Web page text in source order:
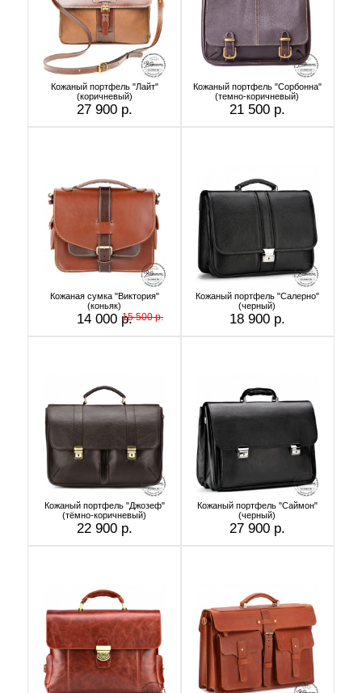
Кожаный портфель "Лайт"
(коричневый)
27 900 р.
Кожаный портфель "Сорбонна"
(темно-коричневый)
21 500 р.
Кожаная сумка "Виктория"
(коньяк)
14 000 р.15 500 р.
Кожаный портфель "Салерно"
(черный)
18 900 р.
Кожаный портфель "Джозеф"
(тёмно-коричневый)
22 900 р.
Кожаный портфель "Саймон"
(черный)
27 900 р.